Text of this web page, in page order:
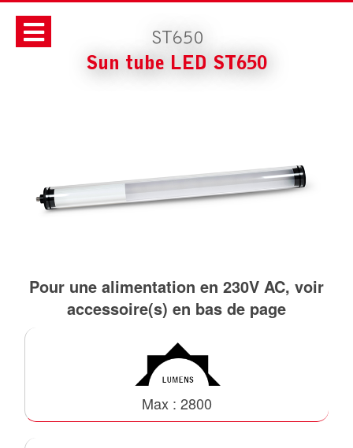
ST650
Sun tube LED ST650
Pour une alimentation en 230V AC, voir
accessoire(s) en bas de page
Max : 2800